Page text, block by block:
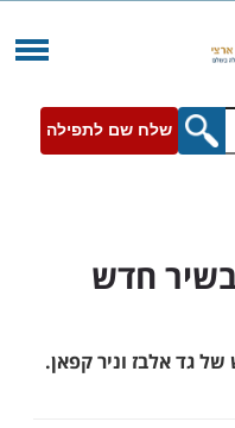
שלח שם לתפילה
חדש